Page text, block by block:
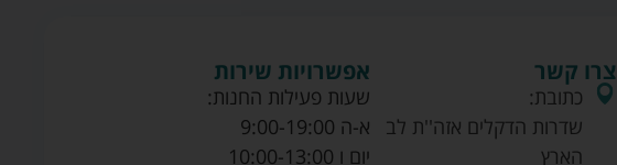
צרו קשר
כתובת:
שדרות הדקלים אזה''ת לב
הארץ
אפשרויות שירות
שעות פעילות החנות:
א-ה 9:00-19:00
יום ו 10:00-13:00